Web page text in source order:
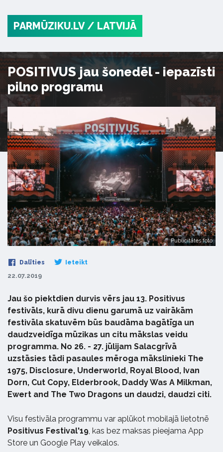
PARMŪZIKU.LV / LATVIJĀ
POSITIVUS jau šonedēl - iepazīsti
pilno programu
Publicitātes foto
Dalīties Ieteikt
22.07.2019
Jau šo piektdien durvis vērs jau 13. Positivus
festivāls, kurā divu dienu garumā uz vairākām
festivāla skatuvēm būs baudāma bagātīga un
daudzveidīga mūzikas un citu mākslas veidu
programma. No 26. - 27. jūlijam Salacgrīvā
uzstāsies tādi pasaules mēroga mākslinieki The
1975, Disclosure, Underworld, Royal Blood, Ivan
Dorn, Cut Copy, Elderbrook, Daddy Was A Milkman,
Ewert and The Two Dragons un daudzi, daudzi citi.
Visu festivāla programmu var aplūkot mobilajā lietotnē
Positivus Festival'19 , kas bez maksas pieejama App
Store un Google Play veikalos.